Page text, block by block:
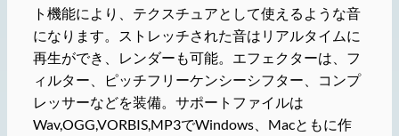
ト機能により、テクスチュアとして使えるような音
になります。ストレッチされた音はリアルタイムに
再生ができ、レンダーも可能。エフェクターは、フ
ィルター、ピッチフリーケンシーシフター、コンプ
レッサーなどを装備。サポートファイルは
Wav,OGG,VORBIS,MP3でWindows、Macともに作